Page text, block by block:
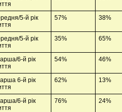
5-й рік
57% 38%
5-й рік
35% 65%
6-й рік
54% 46%
6-й рік
62% 13%
6-й рік
76% 24%